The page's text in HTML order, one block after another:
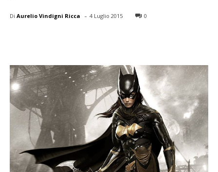
Di Aurelio Vindigni Ricca - 4 Luglio 2015 0